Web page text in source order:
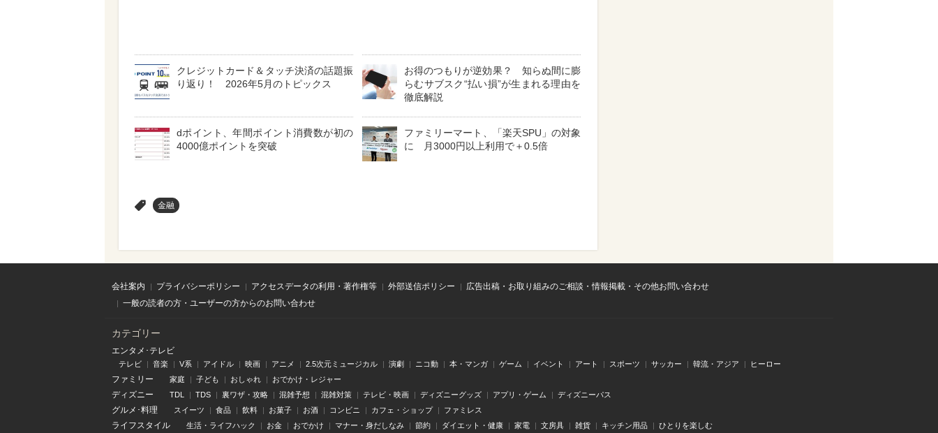
クレジットカード＆タッチ決済の話題振
り返り！ 2026年5月のトピックス
お得のつもりが逆効果？ 知らぬ間に膨
らむサブスク“払い損”が生まれる理由を
徹底解説
dポイント、年間ポイント消費数が初の
4000億ポイントを突破
ファミリーマート、「楽天SPU」の対象
に 月3000円以上利用で＋0.5倍
金融
会社案内 プライバシーポリシー アクセスデータの利用・著作権等 外部送信ポリシー
広告出稿・お取り組みのご相談・情報掲載・その他お問い合わせ
一般の読者の方・ユーザーの方からのお問い合わせ
カテゴリー
エンタメ･テレビ
テレビ 音楽 V系 アイドル 映画 アニメ 2.5次元ミュージカル 演劇 ニコ動 本・マンガ ゲーム イベント アート スポーツ サッカー 韓流・アジア ヒーロー
ファミリー 家庭 子ども おしゃれ おでかけ・レジャー
ディズニー TDL TDS 裏ワザ・攻略 混雑予想 混雑対策 テレビ・映画 ディズニーグッズ アプリ・ゲーム ディズニーパス
グルメ･料理 スイーツ 食品 飲料 お菓子 お酒 コンビニ カフェ・ショップ ファミレス
ライフスタイル 生活・ライフハック お金 おでかけ マナー・身だしなみ 節約 ダイエット・健康 家電 文房具 雑貨 キッチン用品 ひとりを楽しむ